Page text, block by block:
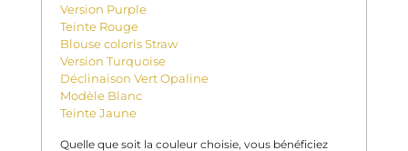
Version Purple
Teinte Rouge
Blouse coloris Straw
Version Turquoise
Déclinaison Vert Opaline
Modèle Blanc
Teinte Jaune
Quelle que soit la couleur choisie, vous bénéficiez